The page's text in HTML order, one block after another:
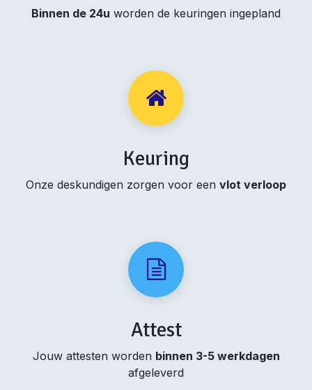
Binnen de 24u worden de keuringen ingepland
Keuring
Onze deskundigen zorgen voor een vlot verloop
Attest
Jouw attesten worden binnen 3-5 werkdagen
afgeleverd